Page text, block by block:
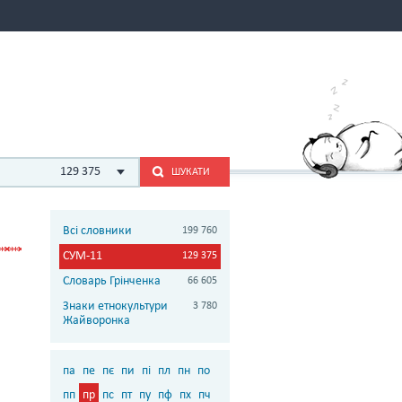
129 375 ШУКАТИ
Всі словники 199 760
СУМ-11 129 375
Словарь Грінченка 66 605
Знаки етнокультури
Жайворонка
3 780
па пе пє пи пі пл пн по
пп пр пс пт пу пф пх пч